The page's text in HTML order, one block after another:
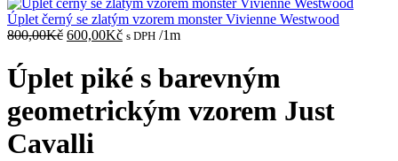
Úplet černý se zlatým vzorem monster Vivienne Westwood
800,00Kč Původní
800,00Kč.
600,00KčAktuální
je:
600,00Kč.
s DPH /1m
Úplet piké s barevným
geometrickým vzorem Just
Cavalli